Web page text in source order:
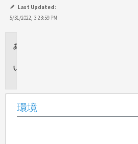
Last Updated:
5/31/2022, 3:23:59 PM
環境